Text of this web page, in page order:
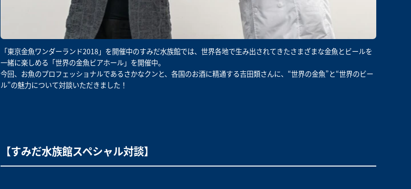
「東京金魚ワンダーランド2018」を開催中のすみだ水族館では、世界各地で生み出されてきたさまざまな金魚とビールを
一緒に楽しめる「世界の金魚ビアホール」を開催中。
今回、お魚のプロフェッショナルであるさかなクンと、各国のお酒に精通する吉田類さんに、“世界の金魚”と“世界のビー
ル”の魅力について対談いただきました！
【すみだ水族館スペシャル対談】